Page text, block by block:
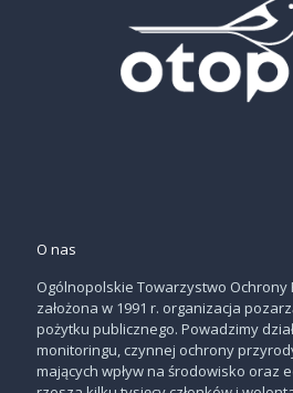
O nas
Ogólnopolskie Towarzystwo Ochrony
założona w 1991 r. organizacja
pożytku publicznego. Powadzimy
monitoringu, czynnej ochrony
mających wpływ na środowisko oraz